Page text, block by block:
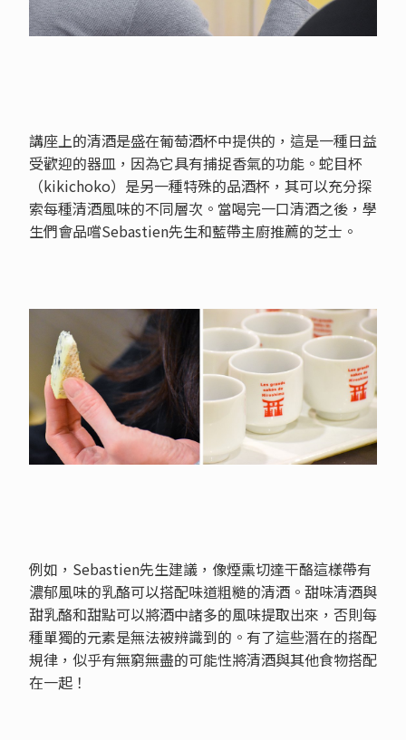
講座上的清酒是盛在葡萄酒杯中提供的，這是一種日益
受歡迎的器皿，因為它具有捕捉香氣的功能。蛇目杯
（kikichoko）是另一種特殊的品酒杯，其可以充分探
索每種清酒風味的不同層次。當喝完一口清酒之後，學
生們會品嚐Sebastien先生和藍帶主廚推薦的芝士。
例如，Sebastien先生建議，像煙熏切達干酪這樣帶有
濃郁風味的乳酪可以搭配味道粗糙的清酒。甜味清酒與
甜乳酪和甜點可以將酒中諸多的風味提取出來，否則每
種單獨的元素是無法被辨識到的。有了這些潛在的搭配
規律，似乎有無窮無盡的可能性將清酒與其他食物搭配
在一起！